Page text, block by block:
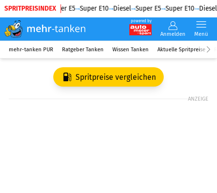
SPRITPREISINDEX
Diesel Super E5 Super E10 Diesel Super E5 Super E10 Diesel
powered by
Anmelden Menü
mehr-tanken PUR Ratgeber Tanken Wissen Tanken Aktuelle Spritpreise
Spritpreise vergleichen
ANZEIGE